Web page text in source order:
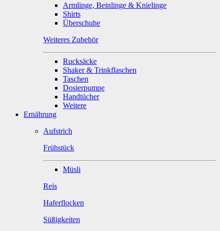
Armlinge, Beinlinge & Knielinge
Shirts
Überschuhe
Weiteres Zubehör
Rucksäcke
Shaker & Trinkflaschen
Taschen
Dosierpumpe
Handtücher
Weitere
Ernährung
Aufstrich
Frühstück
Müsli
Reis
Haferflocken
Süßigkeiten